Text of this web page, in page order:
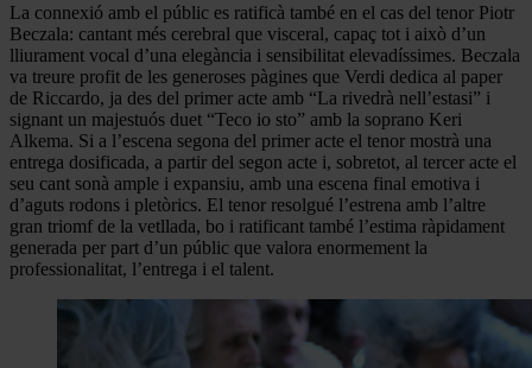
La connexió amb el públic es ratificà també en el cas del tenor Piotr
Beczala: cantant més cerebral que visceral, capaç tot i això d’un
lliurament vocal d’una elegància i sensibilitat elevadíssimes. Beczala
va treure profit de les generoses pàgines que Verdi dedica al paper
de Riccardo, ja des del primer acte amb “La rivedrà nell’estasi” i
signant un majestuós duet “Teco io sto” amb la soprano Keri
Alkema. Si a l’escena segona del primer acte el tenor mostrà una
entrega dosificada, a partir del segon acte i, sobretot, al tercer acte el
seu cant sonà ample i expansiu, amb una escena final emotiva i
d’aguts rodons i pletòrics. El tenor resolgué l’estrena amb l’altre
gran triomf de la vetllada, bo i ratificant també l’estima ràpidament
generada per part d’un públic que valora enormement la
professionalitat, l’entrega i el talent.